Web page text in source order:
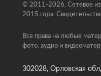
© 2011-2026, Сетевое
2015 года.
Все права на любые
фото, аудио и
302028, Орловская